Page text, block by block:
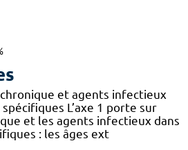
et agents infectieux
L’axe 1 porte sur
et les agents infectieux dans
: les âges ext